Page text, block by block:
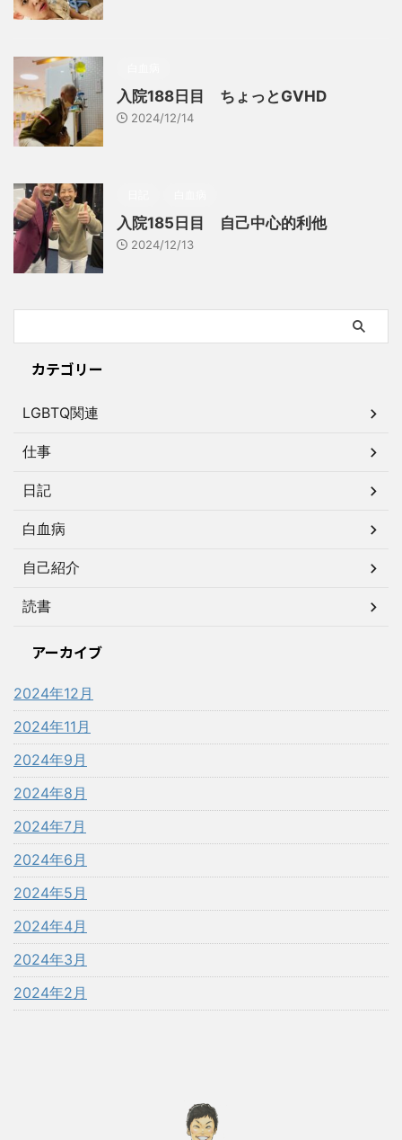
入院188日目 ちょっとGVHD
2024/12/14
入院185日目 自己中心的利他
2024/12/13
カテゴリー
LGBTQ関連
仕事
日記
白血病
自己紹介
読書
アーカイブ
2024年12月
2024年11月
2024年9月
2024年8月
2024年7月
2024年6月
2024年5月
2024年4月
2024年3月
2024年2月